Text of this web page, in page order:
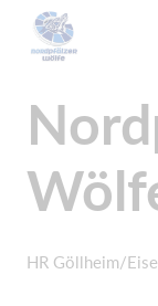
HR Göllheim/